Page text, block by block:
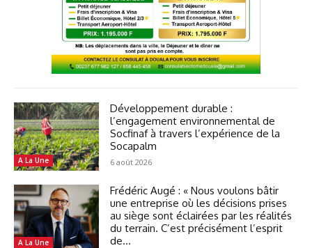
A La Une
Développement durable :
l’engagement environnemental de
Socfinaf à travers l’expérience de la
Socapalm
6 août 2026
A La Une
Frédéric Augé : « Nous voulons bâtir
une entreprise où les décisions prises
au siège sont éclairées par les réalités
du terrain. C’est précisément l’esprit
de...